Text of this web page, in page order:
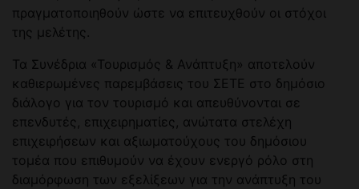
πραγματοποιηθούν ώστε να επιτευχθούν οι στόχοι
της μελέτης.
Τα Συνέδρια «Τουρισμός & Ανάπτυξη» αποτελούν
καθιερωμένες παρεμβάσεις του ΣΕΤΕ στο δημόσιο
διάλογο για τον τουρισμό και απευθύνονται σε
επενδυτές, επιχειρηματίες, ανώτατα στελέχη
επιχειρήσεων και αξιωματούχους του δημόσιου
τομέα που επιθυμούν να έχουν ενεργό ρόλο στη
διαμόρφωση των εξελίξεων για την ανάπτυξη του